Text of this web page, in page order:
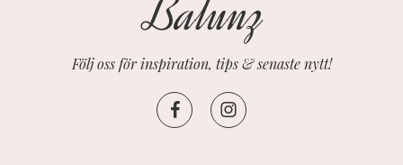
Följ oss för inspiration, tips & senaste nytt!